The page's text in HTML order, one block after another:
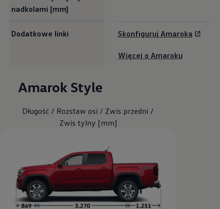
nadkolami [mm]
Dodatkowe linki Skonfiguruj Amaroka
Więcej o Amaroku
Amarok Style
Długość / Rozstaw osi / Zwis przedni /
Zwis tylny [mm]